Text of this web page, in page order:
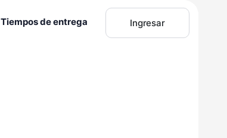
Tiempos de entrega Ingresar